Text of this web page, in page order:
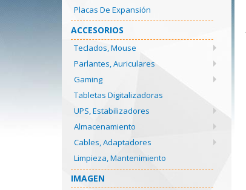
Placas De Expansión
ACCESORIOS
Teclados, Mouse
Parlantes, Auriculares
Gaming
Tabletas Digitalizadoras
UPS, Estabilizadores
Almacenamiento
Cables, Adaptadores
Limpieza, Mantenimiento
IMAGEN